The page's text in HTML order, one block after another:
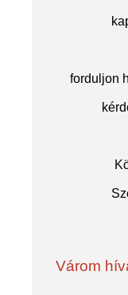
forduljon
Szepesi
Várom